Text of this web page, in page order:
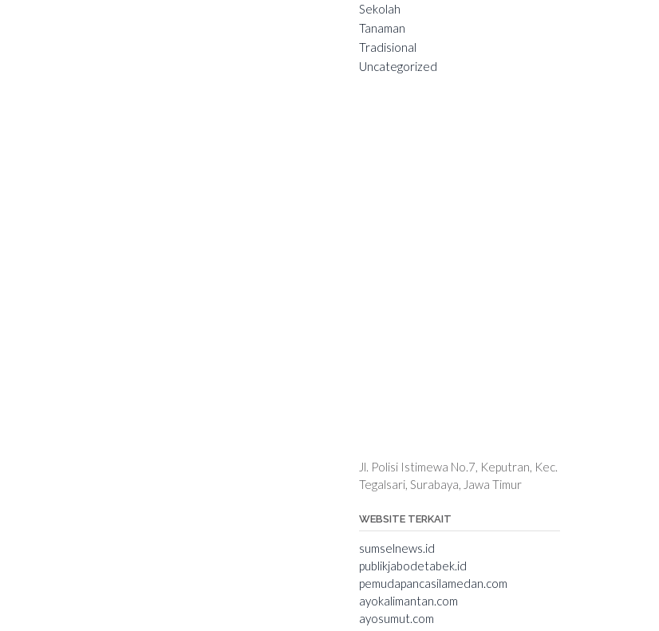
Sekolah
Tanaman
Tradisional
Uncategorized
Jl. Polisi Istimewa No.7, Keputran, Kec.
Tegalsari, Surabaya, Jawa Timur
WEBSITE TERKAIT
sumselnews.id
publikjabodetabek.id
pemudapancasilamedan.com
ayokalimantan.com
ayosumut.com